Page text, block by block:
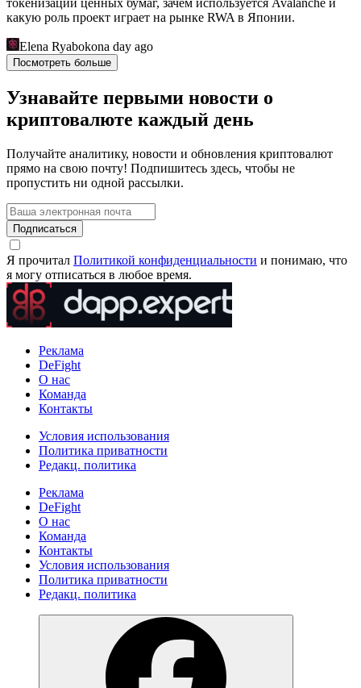
какую роль проект играет на рынке RWA в Японии.
Elena Ryabokona day ago
Посмотреть больше
Узнавайте первыми новости о
криптовалюте каждый день
Получайте аналитику, новости и обновления криптовалют
прямо на свою почту! Подпишитесь здесь, чтобы не
пропустить ни одной рассылки.
Подписаться
Я прочитал Политикой конфиденциальности и понимаю, что
я могу отписаться в любое время.
Реклама
DeFight
О нас
Команда
Контакты
Условия использования
Политика приватности
Редакц. политика
Реклама
DeFight
О нас
Команда
Контакты
Условия использования
Политика приватности
Редакц. политика